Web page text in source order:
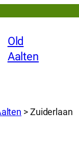
Old
Aalten
>Zuiderlaan